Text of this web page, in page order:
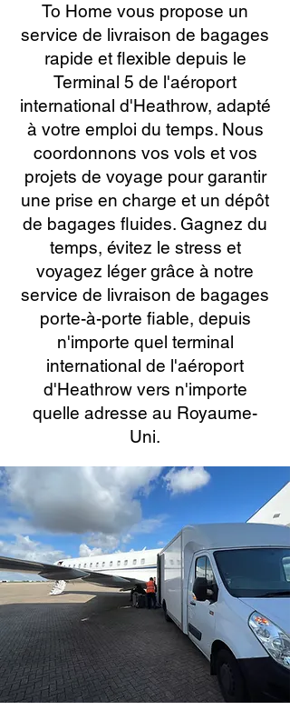
To Home vous propose un
service de livraison de bagages
rapide et flexible depuis le
Terminal 5 de l'aéroport
international d'Heathrow, adapté
à votre emploi du temps. Nous
coordonnons vos vols et vos
projets de voyage pour garantir
une prise en charge et un dépôt
de bagages fluides. Gagnez du
temps, évitez le stress et
voyagez léger grâce à notre
service de livraison de bagages
porte-à-porte fiable, depuis
n'importe quel terminal
international de l'aéroport
d'Heathrow vers n'importe
quelle adresse au Royaume-
Uni.